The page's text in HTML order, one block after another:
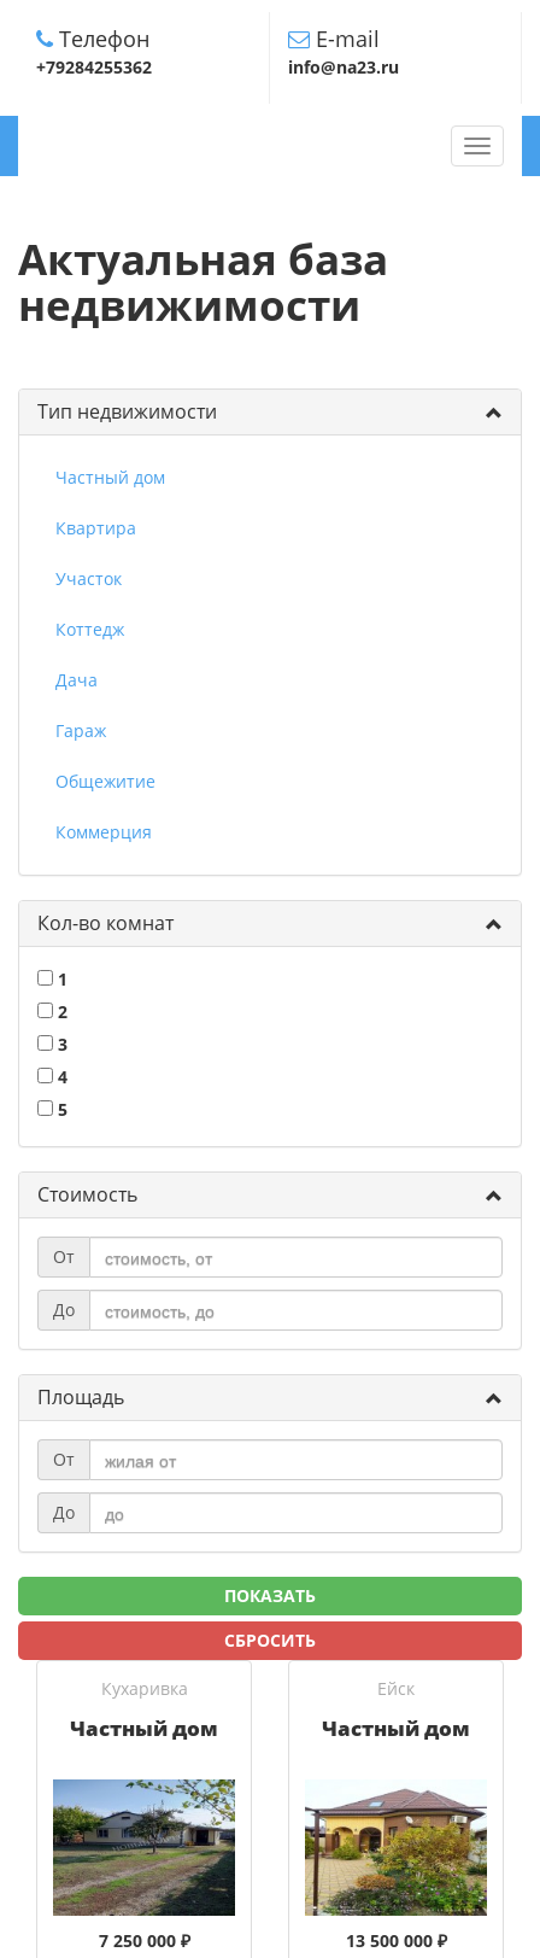
Телефон
+79284255362
E-mail
info@na23.ru
TOGGLE
Актуальная база
недвижимости
Тип недвижимости
Частный дом
Квартира
Участок
Коттедж
Дача
Гараж
Общежитие
Коммерция
Кол-во комнат
1
2
3
4
5
Стоимость
От
До
Площадь
От
До
СБРОСИТЬ
Кухаривка
Частный дом
7 250 000 ₽
Ейск
Частный дом
13 500 000 ₽